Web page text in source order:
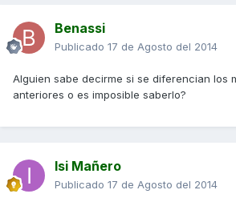
Benassi
Publicado 17 de Agosto del 2014
Alguien sabe decirme si se diferencian los
anteriores o es imposible saberlo?
Isi Mañero
Publicado 17 de Agosto del 2014